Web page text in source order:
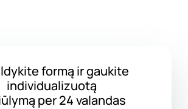
formą ir gaukite
individualizuotą
per 24 valandas